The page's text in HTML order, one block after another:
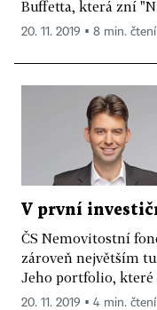
Buffetta, která zní
20. 11. 2019 ▪ 8 min. čtení
V první
ČS Nemovitostní
zároveň největším
Jeho portfolio, které
20. 11. 2019 ▪ 4 min. čtení